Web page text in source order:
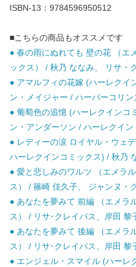
ISBN-13：9784596950512
■こちらの商品もオススメです
● 春の雨にぬれても 壁の花 （エ
ックス） / 秋乃 ななみ、 リサ・
● アマルフィの花嫁 (ハーレクイ
ン・メイジャー / ハーパーコリ
● 葡萄色の追憶 (ハーレクインコ
ン・アンダーソン / ハーレクイン
● レディーの涙 ロイヤル・ウェ
ハーレクインコミックス) / 秋乃
● 愛と悲しみのワルツ （エメラ
ス） / 篠崎 佳久子、 ジャンヌ・
● あなたを夢みて 前編 （エメラ
ス） / リサ･クレイパス、岸田 黎
● あなたを夢みて 後編 （エメラ
ス） / リサ･クレイパス、岸田 黎
● エンジェル・スマイル (ハーレ